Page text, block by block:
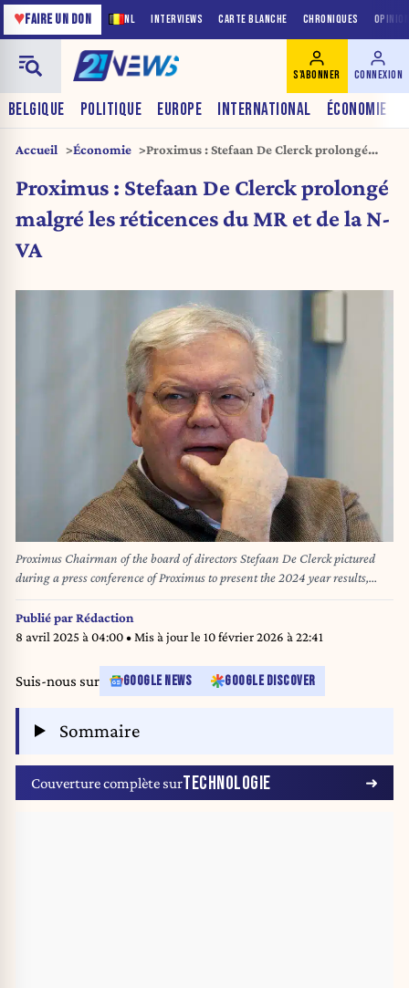
NL INTERVIEWS CARTE BLANCHE CHRONIQUES
♥FAIRE UN DON
BELGIQUE POLITIQUE EUROPE INTERNATIONAL ÉCONOMIE
S'ABONNER CONNEXION
Accueil Économie
Proximus : Stefaan De Clerck prolongé
Proximus : Stefaan De Clerck prolongé
malgré les réticences du MR et de la N-
VA
Proximus Chairman of the board of directors Stefaan De Clerck pictured
during a press conference of Proximus to present the 2024 year results,
Friday 28 February 2025 in Brussels. BELGA PHOTO NICOLAS
MAETERLINCK
Publié parRédaction
8 avril 2025 à 04:00• Mis à jour le 10 février 2026 à 22:41
Suis-nous sur GOOGLE NEWS GOOGLE DISCOVER
Sommaire
Couverture complète surTECHNOLOGIE